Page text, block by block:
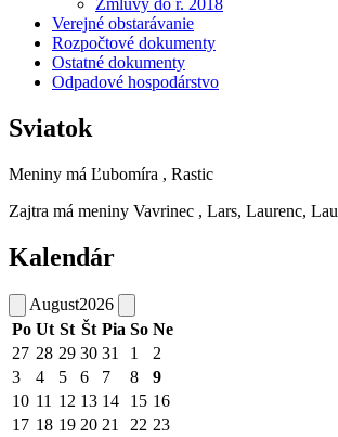
Zmluvy do r. 2018
Verejné obstarávanie
Rozpočtové dokumenty
Ostatné dokumenty
Odpadové hospodárstvo
Sviatok
Meniny má Ľubomíra , Rastic
Zajtra má meniny Vavrinec , Lars, Laurenc,
Kalendár
August2026
Po Ut St Št Pia So Ne
27 28 29 30 31 1
2
3
4 5 6 7 8
9
10 11 12 13 14 15 16
17 18 19 20 21 22 23